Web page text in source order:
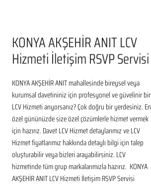
KONYA AKŞEHİR ANIT LCV
Hizmeti İletişim RSVP Servisi
KONYA AKŞEHİR ANIT mahallesinde bireysel veya
kurumsal davetininiz için profesyonel ve güvelinir bir
LCV Hizmeti arıyorsanız? Çok doğru bir yerdesiniz. En
özel gününüzde size özel çözümlerle hizmet vermek
için hazırız. Davet LCV Hizmet detaylarımız ve LCV
Hizmet fiyatlarımız hakkında detaylı bilgi için talep
oluşturabilir veya bizleri arayabilirsiniz. LCV
hizmetinde tüm grup markalarımızla hazırız.  KONYA
AKŞEHİR ANIT LCV Hizmeti İletişim RSVP Servisi